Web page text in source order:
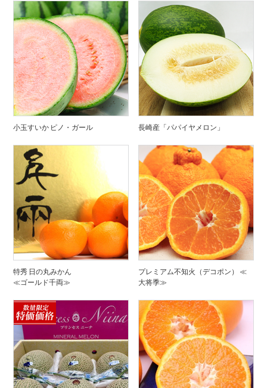
小玉すいか ピノ・ガール 長崎産「パパイヤメロン」
特秀 日の丸みかん
≪ゴールド千両≫
プレミアム不知火（デコポン） ≪
大将季≫